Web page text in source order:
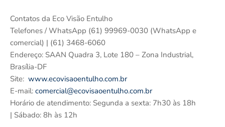
Contatos da Eco Visão Entulho
Telefones / WhatsApp (61) 99969-0030 (WhatsApp e
comercial) | (61) 3468-6060
Endereço: SAAN Quadra 3, Lote 180 – Zona Industrial,
Brasília-DF
Site: www.ecovisaoentulho.com.br
E-mail: comercial@ecovisaoentulho.com.br
Horário de atendimento: Segunda a sexta: 7h30 às 18h
| Sábado: 8h às 12h